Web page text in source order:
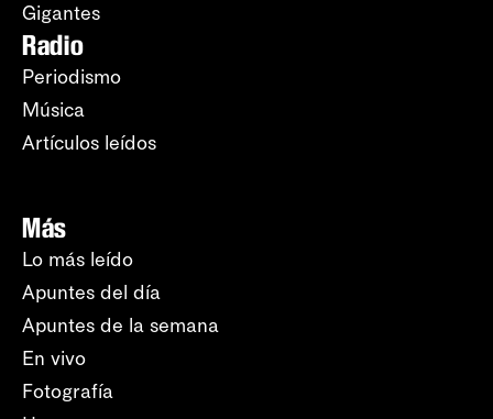
Gigantes
Radio
Periodismo
Música
Artículos leídos
Más
Lo más leído
Apuntes del día
Apuntes de la semana
En vivo
Fotografía